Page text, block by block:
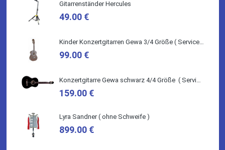
Quelle: Google-Rezension
Ich bin super zufrieden mit meiner neuen Ukulele! Einfach am
Freitag vorbeigekommen, eben geklingelt und top beraten
worden. Ich würde den Besuch im Musikgeschäft Stöppel
Gitarrenständer Hercules
49.00 €
99.00 €
159.00 €
Lyra Sandner ( ohne Schweife )
899.00 €